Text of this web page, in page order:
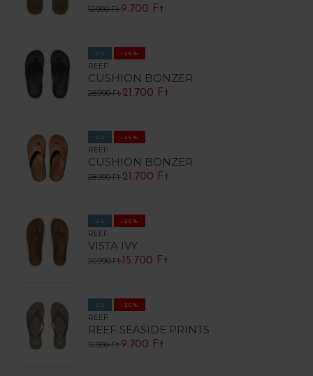
12.990 Ft9.700 Ft
ÚJ -25%
REEF
CUSHION BONZER
28.990 Ft21.700 Ft
ÚJ -25%
REEF
CUSHION BONZER
28.990 Ft21.700 Ft
ÚJ -25%
REEF
VISTA IVY
20.990 Ft 15.700 Ft
ÚJ -25%
REEF
REEF SEASIDE PRINTS
12.990 Ft9.700 Ft